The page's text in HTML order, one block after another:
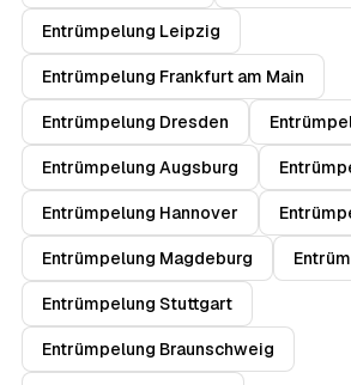
Entrümpelung Leipzig
Entrümpelung Frankfurt am Main
Entrümpelung Dresden
Entrümpelung Augsburg
Entrümpelung Hannover
Entrümpelung Magdeburg
Entrümpelung Stuttgart
Entrümpelung Braunschweig